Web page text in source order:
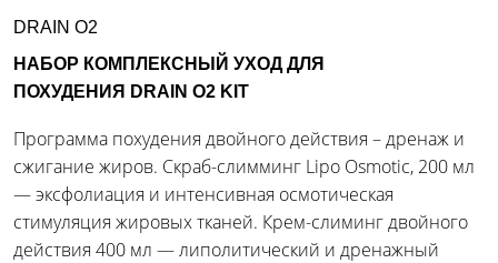
DRAIN O2
НАБОР КОМПЛЕКСНЫЙ УХОД ДЛЯ
ПОХУДЕНИЯ DRAIN O2 KIT
Программа похудения двойного действия – дренаж и
сжигание жиров. Скраб-слимминг Lipo Osmotic, 200 мл
— эксфолиация и интенсивная осмотическая
стимуляция жировых тканей. Крем-слиминг двойного
действия 400 мл — липолитический и дренажный